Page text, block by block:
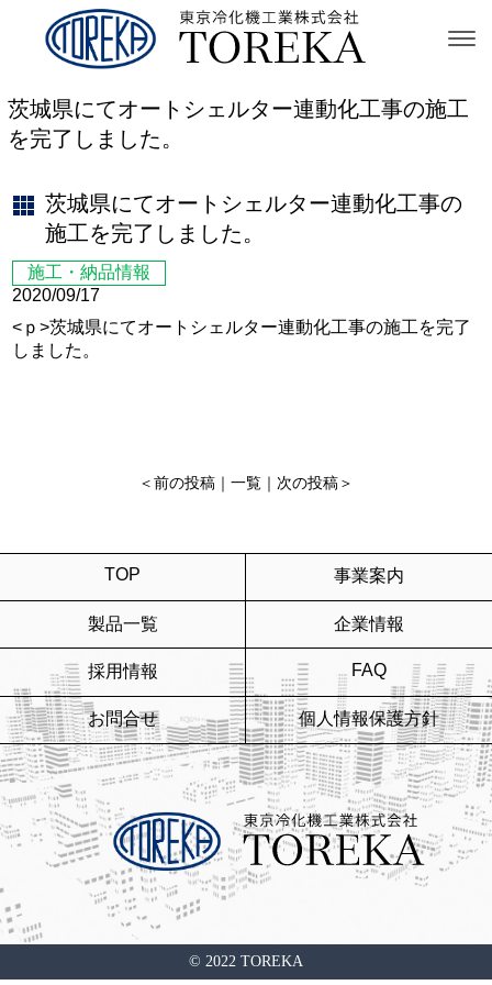
茨城県にてオートシェルター連動化工事の施工
を完了しました。
茨城県にてオートシェルター連動化工事の
施工を完了しました。
施工・納品情報
2020/09/17
<ｐ>茨城県にてオートシェルター連動化工事の施工を完了
しました。
＜ 前の投稿 一覧 次の投稿 ＞
TOP 事業案内
製品一覧 企業情報
採用情報 FAQ
お問合せ 個人情報保護方針
© 2022 TOREKA